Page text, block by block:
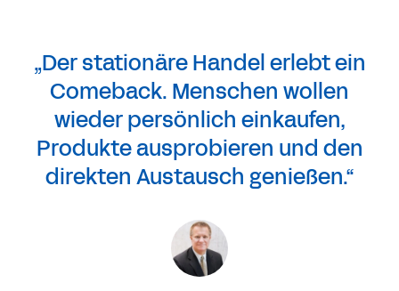
„Der stationäre Handel erlebt ein
Comeback. Menschen wollen
wieder persönlich einkaufen,
Produkte ausprobieren und den
direkten Austausch genießen.“